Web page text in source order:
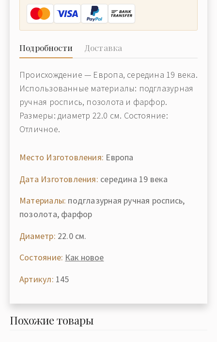
Подробности Доставка
Происхождение — Европа, середина 19 века.
Использованные материалы: подглазурная
ручная роспись, позолота и фарфор.
Размеры: диаметр 22.0 см. Состояние:
Отличное.
Место Изготовления: Европа
Дата Изготовления: середина 19 века
Материалы: подглазурная ручная роспись,
позолота, фарфор
Диаметр: 22.0 см.
Состояние: Как новое
Артикул: 145
Похожие товары